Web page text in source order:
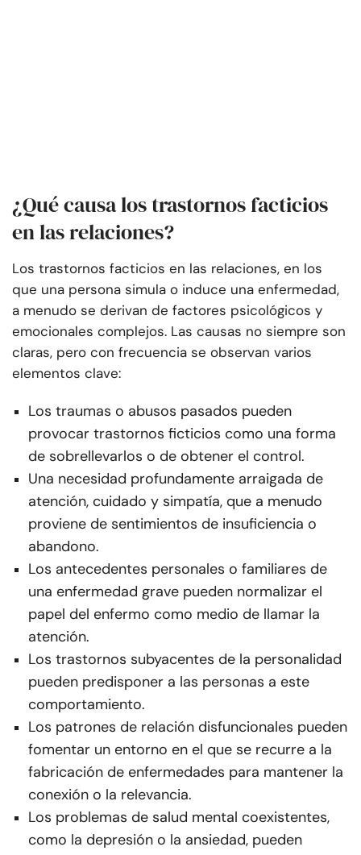
¿Qué causa los trastornos facticios
en las relaciones?
Los trastornos facticios en las relaciones, en los
que una persona simula o induce una enfermedad,
a menudo se derivan de factores psicológicos y
emocionales complejos. Las causas no siempre son
claras, pero con frecuencia se observan varios
elementos clave:
Los traumas o abusos pasados pueden
provocar trastornos ficticios como una forma
de sobrellevarlos o de obtener el control.
Una necesidad profundamente arraigada de
atención, cuidado y simpatía, que a menudo
proviene de sentimientos de insuficiencia o
abandono.
Los antecedentes personales o familiares de
una enfermedad grave pueden normalizar el
papel del enfermo como medio de llamar la
atención.
Los trastornos subyacentes de la personalidad
pueden predisponer a las personas a este
comportamiento.
Los patrones de relación disfuncionales pueden
fomentar un entorno en el que se recurre a la
fabricación de enfermedades para mantener la
conexión o la relevancia.
Los problemas de salud mental coexistentes,
como la depresión o la ansiedad, pueden